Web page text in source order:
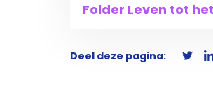
Folder Leven tot
Deel deze pagina: